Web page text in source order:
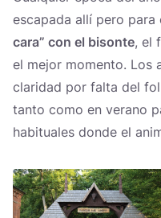
escapada allí pero para
cara” con el bisonte, el
el mejor momento. Los
claridad por falta del
tanto como en verano
habituales donde el